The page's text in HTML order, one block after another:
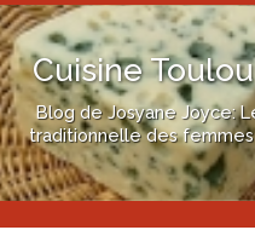
Cuisine
Blog de Josyane Joyce:
traditionnelle des